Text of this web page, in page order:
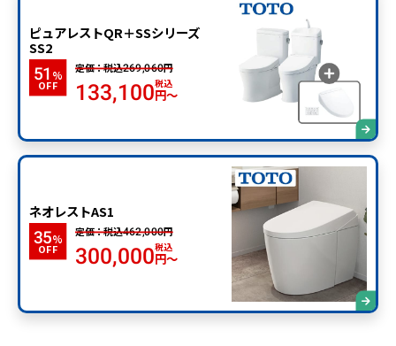
ピュアレストQR＋SSシリーズ
SS2
51 %
OFF
定価：税込269,060円
133,100税込
円～
ネオレストAS1
35%
OFF
定価：税込462,000円
300,000税込
円～